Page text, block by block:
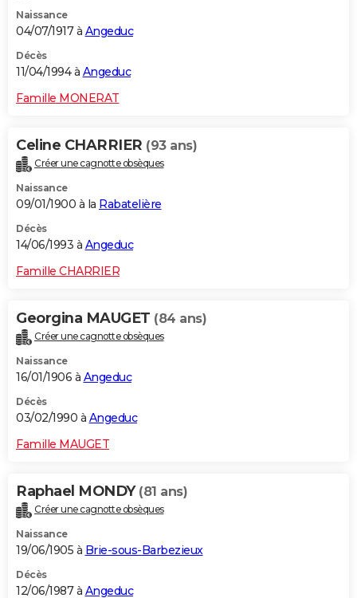
Naissance
04/07/1917 à Angeduc
Décès
11/04/1994 à Angeduc
Famille MONERAT
Celine CHARRIER (93 ans)
Créer une cagnotte obsèques
Naissance
09/01/1900 à la Rabatelière
Décès
14/06/1993 à Angeduc
Famille CHARRIER
Georgina MAUGET (84 ans)
Créer une cagnotte obsèques
Naissance
16/01/1906 à Angeduc
Décès
03/02/1990 à Angeduc
Famille MAUGET
Raphael MONDY (81 ans)
Créer une cagnotte obsèques
Naissance
19/06/1905 à Brie-sous-Barbezieux
Décès
12/06/1987 à Angeduc